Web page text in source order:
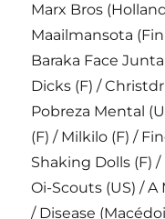
Marx Bros
Maailmansota
Baraka Face
Dicks (F) /
Pobreza Mental
(F) / Milkilo (F) /
Shaking Dolls (F)
Oi-Scouts (US) / A
/ Disease